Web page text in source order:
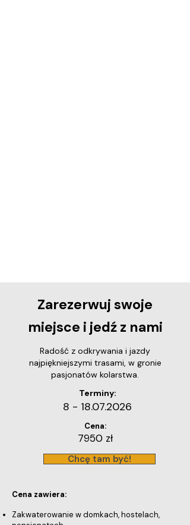
Zarezerwuj swoje
miejsce i jedź z nami
Radość z odkrywania i jazdy
najpiękniejszymi trasami, w gronie
pasjonatów kolarstwa.
Terminy:
8 - 18.07.2026
Cena:
7950 zł
Chcę tam być!
Cena zawiera:
Zakwaterowanie w domkach, hostelach,